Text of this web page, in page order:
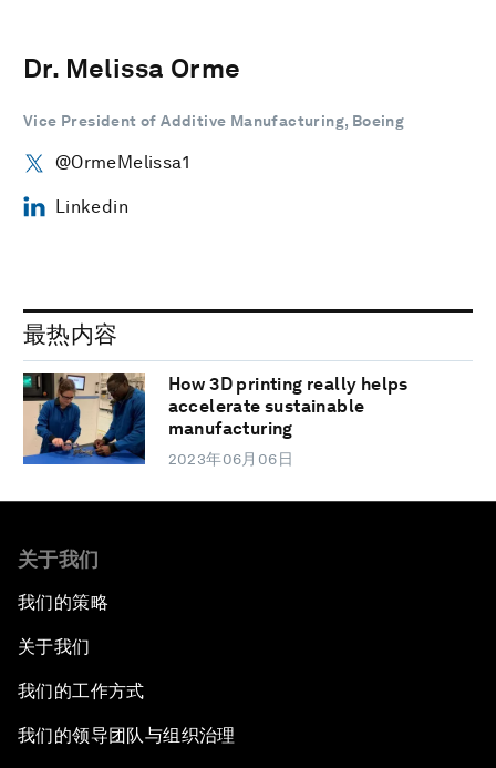
Dr. Melissa Orme
Vice President of Additive Manufacturing, Boeing
@OrmeMelissa1
Linkedin
最热内容
How 3D printing really helps
accelerate sustainable
manufacturing
2023年06月06日
关于我们
我们的策略
关于我们
我们的工作方式
我们的领导团队与组织治理